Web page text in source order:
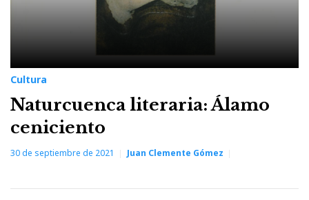
Cultura
Naturcuenca literaria: Álamo
ceniciento
30 de septiembre de 2021 Juan Clemente Gómez